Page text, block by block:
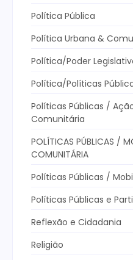
Política Pública
Política Urbana &
Política/Poder
Política/Políticas
Políticas Públicas /
Comunitária
POLÍTICAS PÚBLICAS /
COMUNITÁRIA
Políticas Públicas /
Políticas Públicas e
Reflexão e Cidadania
Religião